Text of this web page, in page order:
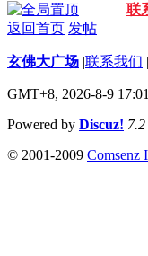
联
返回首页 发帖
玄佛大广场 |联系我们 |
GMT+8, 2026-8-9
Powered by Discuz! 7.2
© 2001-2009 Comsenz